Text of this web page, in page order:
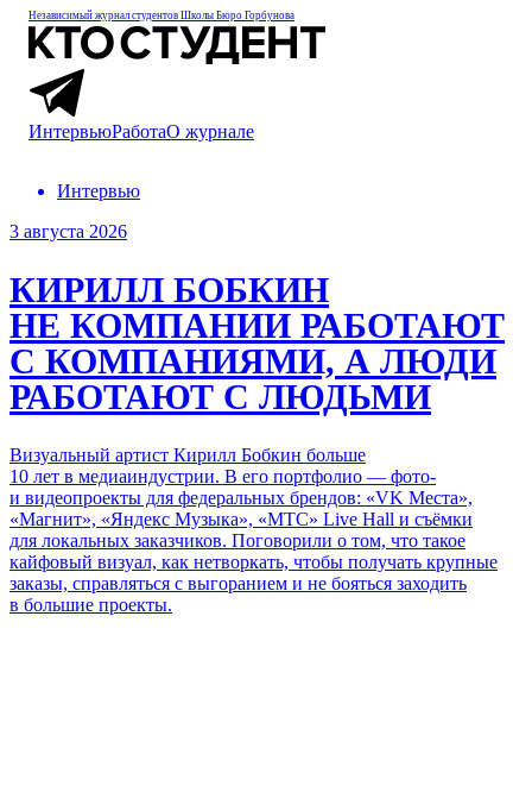
Независимый журнал студентов Школы Бюро Горбунова
ИнтервьюРаботаО журнале
Интервью
3 августа 2026
КИРИЛЛ БОБКИН
НЕ КОМПАНИИ РАБОТАЮТ
С КОМПАНИЯМИ, А ЛЮДИ
РАБОТАЮТ С ЛЮДЬМИ
Визуальный артист Кирилл Бобкин больше
10 лет в медиаиндустрии. В его портфолио — фото-
и видеопроекты для федеральных брендов: «VK Места»,
«Магнит», «Яндекс Музыка», «МТС» Live Hall и съёмки
для локальных заказчиков. Поговорили о том, что такое
кайфовый визуал, как нетворкать, чтобы получать крупные
заказы, справляться с выгоранием и не бояться заходить
в большие проекты.